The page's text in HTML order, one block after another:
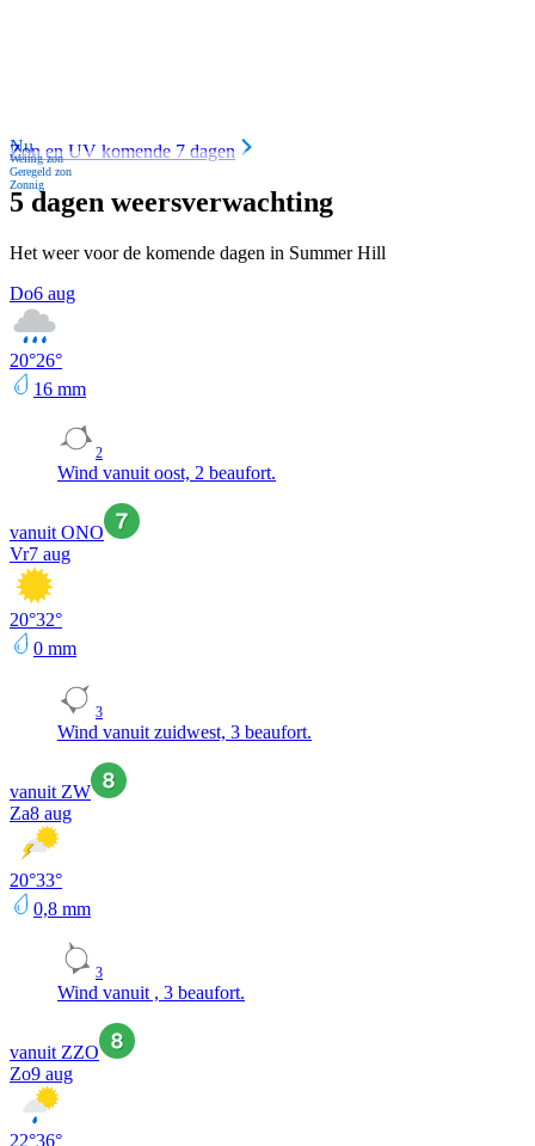
Nu
Weinig zon
Geregeld zon
Zonnig
Zon en UV komende 7 dagen
5 dagen weersverwachting
Het weer voor de komende dagen in Summer Hill
Do6 aug
20°26°
16 mm
2
Wind vanuit oost, 2 beaufort.
vanuit ONO
Vr7 aug
20°32°
0 mm
3
Wind vanuit zuidwest, 3 beaufort.
vanuit ZW
Za8 aug
20°33°
0,8 mm
3
Wind vanuit , 3 beaufort.
vanuit ZZO
Zo9 aug
22°36°